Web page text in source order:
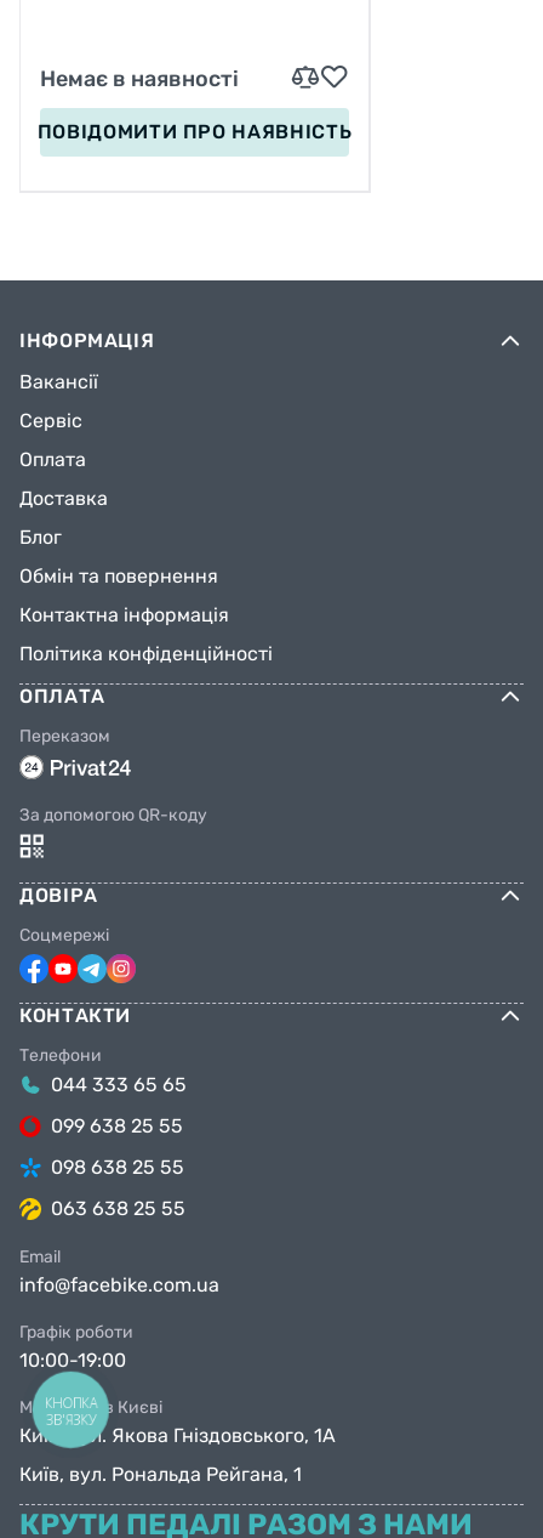
Немає в наявності
ПОВІДОМИТИ ПРО НАЯВНІСТЬ
ІНФОРМАЦІЯ
Вакансії
Сервіс
Оплата
Доставка
Блог
Обмін та повернення
Контактна інформація
Політика конфіденційності
ОПЛАТА
Переказом
За допомогою QR-коду
ДОВІРА
Соцмережі
КОНТАКТИ
Телефони
044 333 65 65
099 638 25 55
098 638 25 55
063 638 25 55
Email
info@facebike.com.ua
Графік роботи
10:00-19:00
Магазини в Києві
Київ, вул. Якова Гніздовського, 1А
Київ, вул. Рональда Рейгана, 1
КРУТИ ПЕДАЛІ РАЗОМ З НАМИ
КНОПКА
ЗВ'ЯЗКУ